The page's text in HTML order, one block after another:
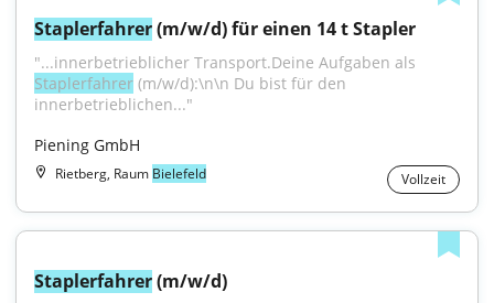
Staplerfahrer (m/w/d) für einen 14 t Stapler
Staplerfahrer (m/w/d):\n\n Du bist für den
innerbetrieblichen..."
Piening GmbH
Rietberg, Raum Bielefeld Vollzeit
Staplerfahrer (m/w/d)